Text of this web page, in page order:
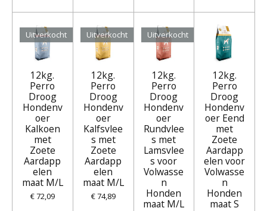
Uitverkocht
12kg.
Perro
Droog
Hondenv
oer
Kalkoen
met
Zoete
Aardapp
elen
maat M/L
€ 72,09
Uitverkocht
12kg.
Perro
Droog
Hondenv
oer
Kalfsvlee
s met
Zoete
Aardapp
elen
maat M/L
€ 74,89
Uitverkocht
12kg.
Perro
Droog
Hondenv
oer
Rundvlee
s met
Lamsvlee
s voor
Volwasse
n
Honden
maat M/L
12kg.
Perro
Droog
Hondenv
oer Eend
met
Zoete
Aardapp
elen voor
Volwasse
n
Honden
maat S